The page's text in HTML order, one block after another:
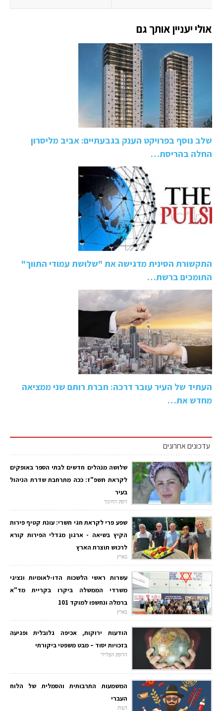
אולי יעניין אותך גם
שלב נוסף בפרויקט הענק בגבעתיים: אביב מליסרון
החלה בהריסת…
התקשורת הסינית מדגישה את "שלושת עמודי התווך"
התומכים ברשת…
העתיד של העיר עובר דרכה: חברת רותם שני ממציאה
מחדש את…
עדכונים אחרונים
שלושה מנהלים חדשים לבתי הספר באופקים
לקראת תשפ"ז: ככה מתרחבת שדרת הניהול
בעיר
דופק החינוך
שפע פרי לקראת חגי תשרי: עונת קטיף פירות
הקיץ בשיאה - ארגון מגדלי הפירות קורא
לרכוש תוצרת הארץ
בארץ
עשרות ראשי הלשכות הדו-לאומיות ונציגי
משרדי הממשלה ביקרו בקריית מד"א
ברמלה ונחשפו למוקד 101
בארץ
הודעות ירוקות, אכיפה גלובלית ופגיעה
בזכויות יסוד – מבט משפטי ביקורתי
הדופק הפלילי
המשמעות התרבותית והסמלית של הלוח
העברי
דעות